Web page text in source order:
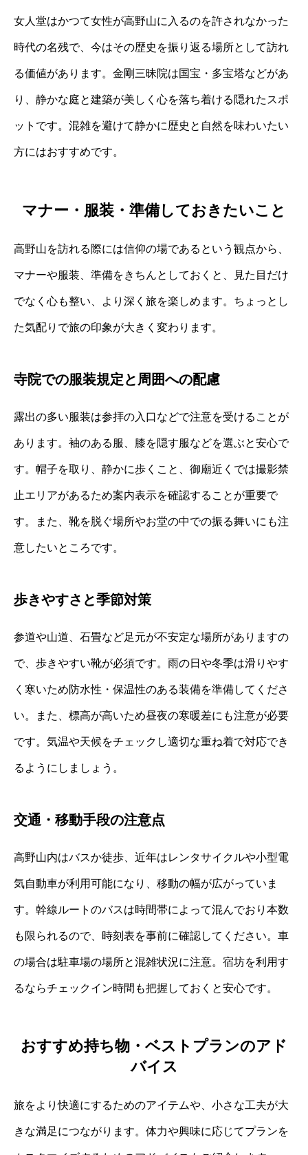
女人堂はかつて女性が高野山に入るのを許されなかった
時代の名残で、今はその歴史を振り返る場所として訪れ
る価値があります。金剛三昧院は国宝・多宝塔などがあ
り、静かな庭と建築が美しく心を落ち着ける隠れたスポ
ットです。混雑を避けて静かに歴史と自然を味わいたい
方にはおすすめです。
マナー・服装・準備しておきたいこと
高野山を訪れる際には信仰の場であるという観点から、
マナーや服装、準備をきちんとしておくと、見た目だけ
でなく心も整い、より深く旅を楽しめます。ちょっとし
た気配りで旅の印象が大きく変わります。
寺院での服装規定と周囲への配慮
露出の多い服装は参拝の入口などで注意を受けることが
あります。袖のある服、膝を隠す服などを選ぶと安心で
す。帽子を取り、静かに歩くこと、御廟近くでは撮影禁
止エリアがあるため案内表示を確認することが重要で
す。また、靴を脱ぐ場所やお堂の中での振る舞いにも注
意したいところです。
歩きやすさと季節対策
参道や山道、石畳など足元が不安定な場所がありますの
で、歩きやすい靴が必須です。雨の日や冬季は滑りやす
く寒いため防水性・保温性のある装備を準備してくださ
い。また、標高が高いため昼夜の寒暖差にも注意が必要
です。気温や天候をチェックし適切な重ね着で対応でき
るようにしましょう。
交通・移動手段の注意点
高野山内はバスか徒歩、近年はレンタサイクルや小型電
気自動車が利用可能になり、移動の幅が広がっていま
す。幹線ルートのバスは時間帯によって混んでおり本数
も限られるので、時刻表を事前に確認してください。車
の場合は駐車場の場所と混雑状況に注意。宿坊を利用す
るならチェックイン時間も把握しておくと安心です。
おすすめ持ち物・ベストプランのアド
バイス
旅をより快適にするためのアイテムや、小さな工夫が大
きな満足につながります。体力や興味に応じてプランを